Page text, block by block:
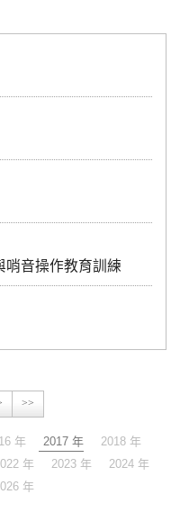
哨音操作教育訓練
>>
年 2017 年
2018 年
年 2023 年
2024 年
年